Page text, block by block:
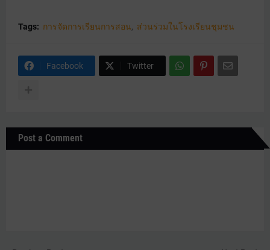
Tags: การจัดการเรียนการสอน ส่วนร่วมในโรงเรียนชุมชน
Facebook Twitter
Post a Comment